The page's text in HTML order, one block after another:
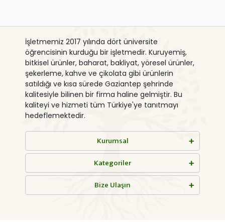
İşletmemiz 2017 yılında dört üniversite
öğrencisinin kurduğu bir işletmedir. Kuruyemiş,
bitkisel ürünler, baharat, bakliyat, yöresel ürünler,
şekerleme, kahve ve çikolata gibi ürünlerin
satıldığı ve kısa sürede Gaziantep şehrinde
kalitesiyle bilinen bir firma haline gelmiştir. Bu
kaliteyi ve hizmeti tüm Türkiye'ye tanıtmayı
hedeflemektedir.
Kurumsal
Kategoriler
Bize Ulaşın